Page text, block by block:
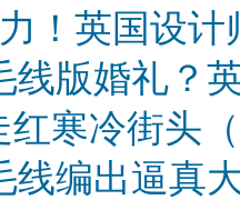
！英国设
线版婚礼？
红寒冷街头
线编出逼真